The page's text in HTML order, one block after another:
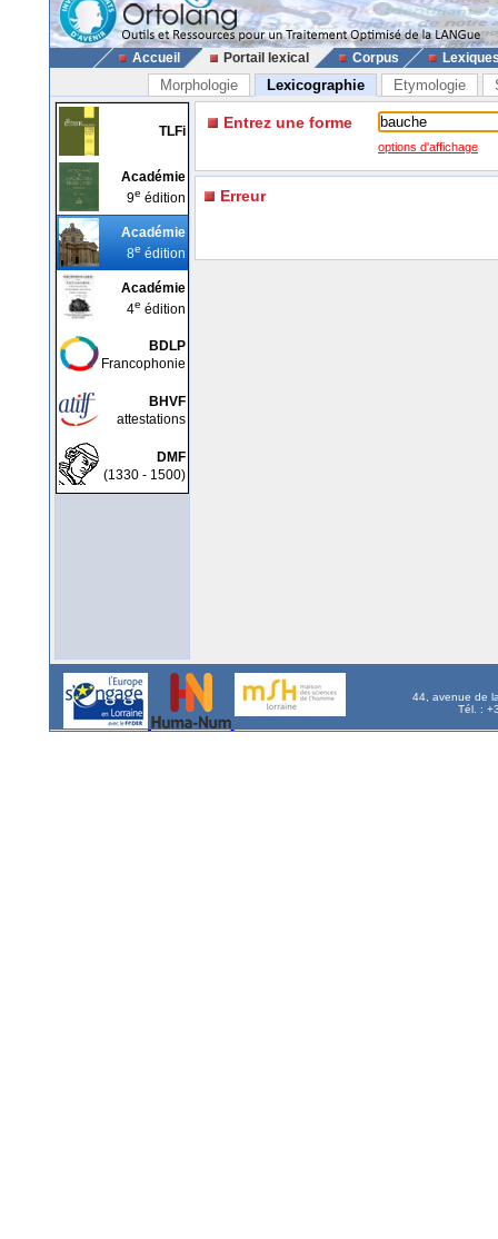
Accueil Portail lexical Corpus
Morphologie Lexicographie Etymologie
TLFi
Académie
9e édition
Académie
8e édition
Académie
4e édition
BDLP
Francophonie
BHVF
attestations
DMF
(1330 - 1500)
Entrez une forme
options d'affichage
Erreur
44, avenue de
Tél. :